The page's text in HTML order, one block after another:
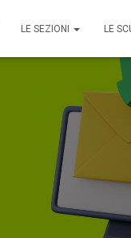
LE SEZIONI LE